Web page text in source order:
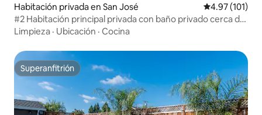
Habitación privada en San José Calificación
4.97 (101)
#2 Habitación principal privada con baño privado cerca de
Santana Row
Limpieza · Ubicación · Cocina
Superanfitrión
Superanfitrión